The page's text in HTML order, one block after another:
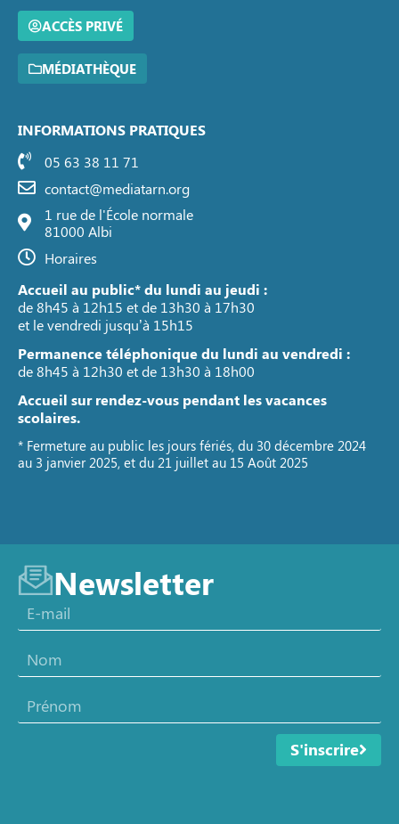
ACCÈS PRIVÉ
MÉDIATHÈQUE
INFORMATIONS PRATIQUES
05 63 38 11 71
contact@mediatarn.org
1 rue de l'École normale
81000 Albi
Horaires
Accueil au public* du lundi au jeudi :
de 8h45 à 12h15 et de 13h30 à 17h30
et le vendredi jusqu’à 15h15
Permanence téléphonique du lundi au vendredi :
de 8h45 à 12h30 et de 13h30 à 18h00
Accueil sur rendez-vous pendant les vacances
scolaires.
* Fermeture au public les jours fériés, du 30 décembre 2024
au 3 janvier 2025, et du 21 juillet au 15 Août 2025
Newsletter
S'inscrire